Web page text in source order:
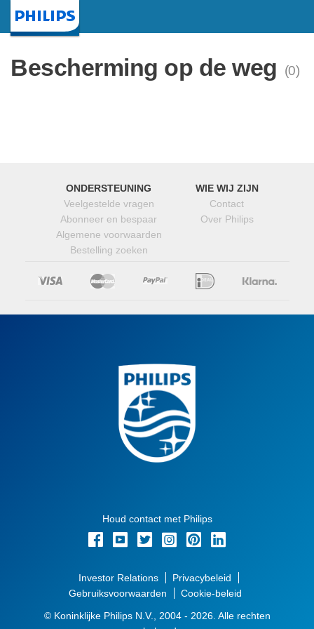
Bescherming op de weg (0)
ONDERSTEUNING
Veelgestelde vragen
Abonneer en bespaar
Algemene voorwaarden
Bestelling zoeken
WIE WIJ ZIJN
Contact
Over Philips
Houd contact met Philips
Investor Relations
Privacybeleid
Gebruiksvoorwaarden
Cookie-beleid
© Koninklijke Philips N.V., 2004 - 2026. Alle rechten